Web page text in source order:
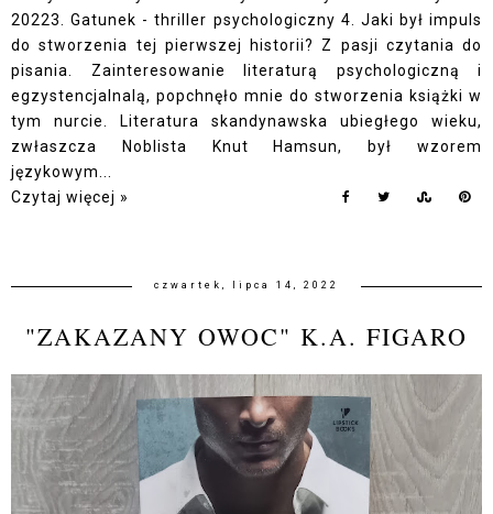
20223. Gatunek - thriller psychologiczny 4. Jaki był impuls
do stworzenia tej pierwszej historii? Z pasji czytania do
pisania. Zainteresowanie literaturą psychologiczną i
egzystencjalnalą, popchnęło mnie do stworzenia książki w
tym nurcie. Literatura skandynawska ubiegłego wieku,
zwłaszcza Noblista Knut Hamsun, był wzorem
językowym...
Czytaj więcej »
czwartek, lipca 14, 2022
"ZAKAZANY OWOC" K.A. FIGARO